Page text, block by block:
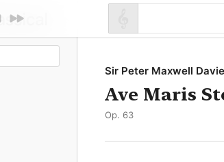
Sir Peter Maxwell
Ave Maris
Op. 63